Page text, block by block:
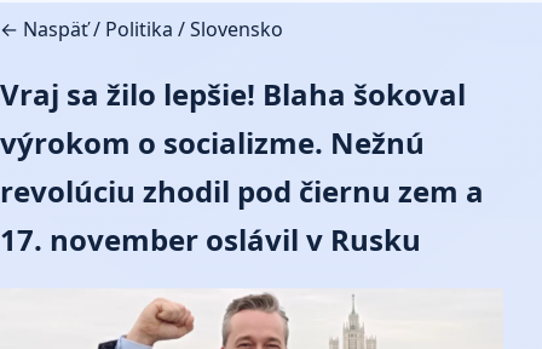
← Naspäť/ Politika /Slovensko
Vraj sa žilo lepšie! Blaha šokoval
výrokom o socializme. Nežnú
revolúciu zhodil pod čiernu zem a
17. november oslávil v Rusku